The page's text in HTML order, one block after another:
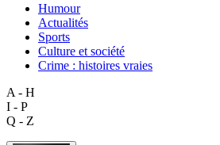
Humour
Actualités
Sports
Culture et société
Crime : histoires vraies
A - H
I - P
Q - Z